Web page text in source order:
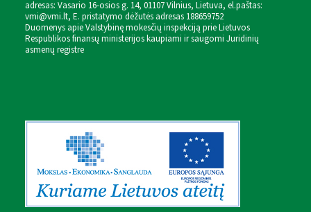
adresas: Vasario 16-osios g. 14, 01107 Vilnius, Lietuva, el.paštas:
vmi@vmi.lt, E. pristatymo dėžutės adresas 188659752
Duomenys apie Valstybinę mokesčių inspekciją prie Lietuvos
Respublikos finansų ministerijos kaupiami ir saugomi Juridinių
asmenų registre